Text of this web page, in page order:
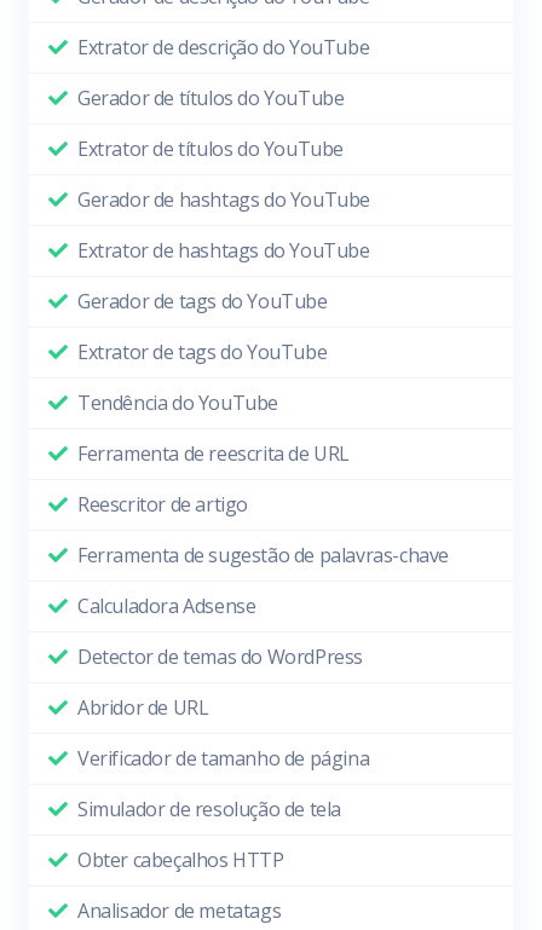
Extrator de descrição do YouTube
Gerador de títulos do YouTube
Extrator de títulos do YouTube
Gerador de hashtags do YouTube
Extrator de hashtags do YouTube
Gerador de tags do YouTube
Extrator de tags do YouTube
Tendência do YouTube
Ferramenta de reescrita de URL
Reescritor de artigo
Ferramenta de sugestão de palavras-chave
Calculadora Adsense
Detector de temas do WordPress
Abridor de URL
Verificador de tamanho de página
Simulador de resolução de tela
Obter cabeçalhos HTTP
Analisador de metatags